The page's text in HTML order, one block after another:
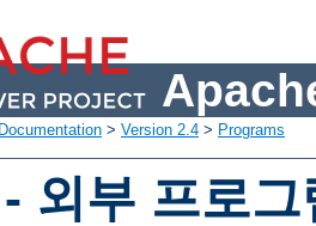
Documentation > Version 2.4 > Programs
외부 프로